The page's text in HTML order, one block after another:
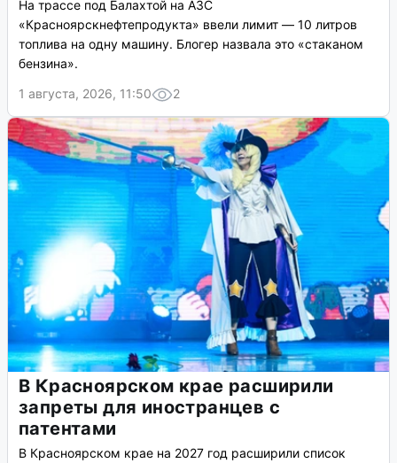
На трассе под Балахтой на АЗС
«Красноярскнефтепродукта» ввели лимит — 10 литров
топлива на одну машину. Блогер назвала это «стаканом
бензина».
1 августа, 2026, 11:50
2
В Красноярском крае расширили
запреты для иностранцев с
патентами
В Красноярском крае на 2027 год расширили список